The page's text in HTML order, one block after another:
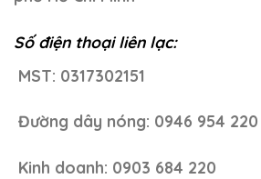
Số điện thoại liên lạc:
MST: 0317302151
Đường dây nóng: 0946 954 220
Kinh doanh: 0903 684 220